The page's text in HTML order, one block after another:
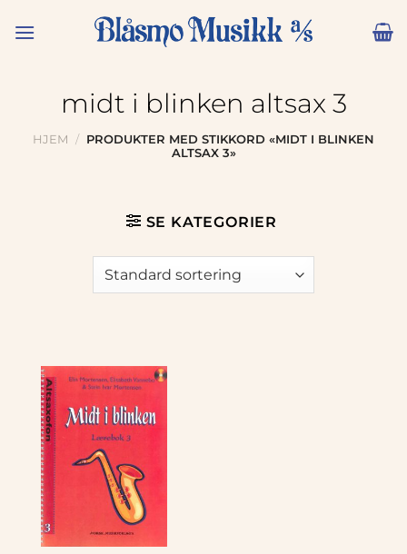
midt i blinken altsax 3
HJEM / PRODUKTER MED STIKKORD «MIDT I BLINKEN
ALTSAX 3»
SE KATEGORIER